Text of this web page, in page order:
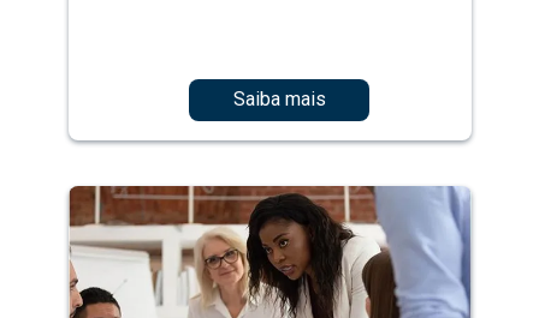
Saiba mais